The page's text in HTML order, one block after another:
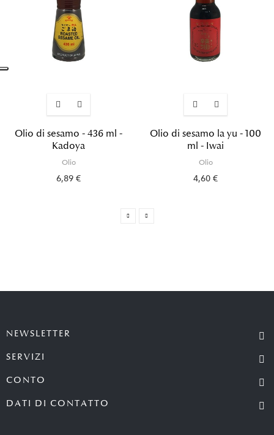
Olio di sesamo - 436 ml -
Kadoya
Olio
6,89 €
Olio di sesamo la yu - 100
ml - Iwai
Olio
4,60 €
NEWSLETTER
SERVIZI
CONTO
DATI DI CONTATTO